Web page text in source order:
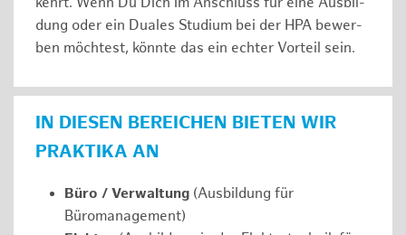
dung oder ein Duales Studium bei der HPA be­wer­
ben möch­test, könnte das ein ech­ter Vor­teil sein.
IN DIESEN BEREICHEN BIETEN WIR
PRAKTIKA AN
Büro / Verwaltung (Ausbildung für
Büromanagement)